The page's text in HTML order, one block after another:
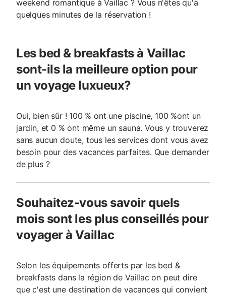
weekend romantique à Vaillac ? Vous n'êtes qu'à
quelques minutes de la réservation !
Les bed & breakfasts à Vaillac
sont-ils la meilleure option pour
un voyage luxueux?
Oui, bien sûr ! 100 % ont une piscine, 100 %ont un
jardin, et 0 % ont même un sauna. Vous y trouverez
sans aucun doute, tous les services dont vous avez
besoin pour des vacances parfaites. Que demander
de plus ?
Souhaitez-vous savoir quels
mois sont les plus conseillés pour
voyager à Vaillac
Selon les équipements offerts par les bed &
breakfasts dans la région de Vaillac on peut dire
que c'est une destination de vacances qui convient